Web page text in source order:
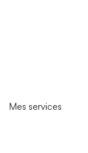
Mes services